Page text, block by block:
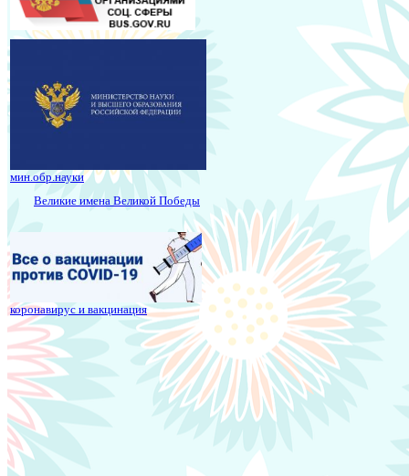
мин.обр.науки
Великие имена Великой Победы
коронавирус и вакцинация